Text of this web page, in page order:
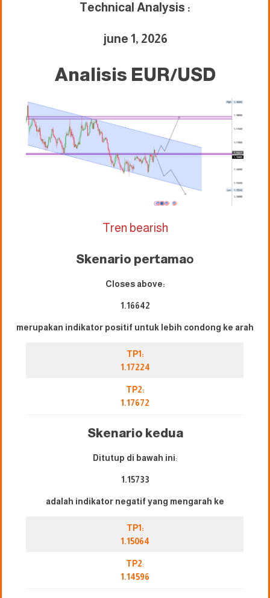
Technical Analysis :
june 1, 2026
Analisis EUR/USD
Tren bearish
Skenario pertamao
Closes above:
1.16642
merupakan indikator positif untuk lebih condong ke arah
TP1:
1.17224
TP2:
1.17672
Skenario kedua
Ditutup di bawah ini:
1.15733
adalah indikator negatif yang mengarah ke
TP1:
1.15064
TP2:
1.14596